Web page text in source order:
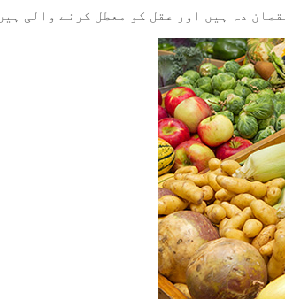
دہ ہیں اور عقل کو معطل کرنے والی